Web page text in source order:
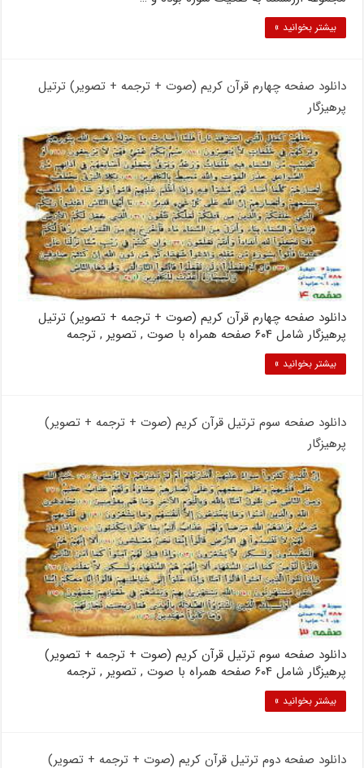
بیشتر بخوانید »
دانلود صفحه چهارم قرآن کریم (صوت + ترجمه + تصویر) ترتیل
پرهیزگار
دانلود صفحه چهارم قرآن کریم (صوت + ترجمه + تصویر) ترتیل
پرهیزگار شامل ۶۰۴ صفحه همراه با صوت , تصویر , ترجمه
بیشتر بخوانید »
دانلود صفحه سوم ترتیل قرآن کریم (صوت + ترجمه + تصویر)
پرهیزگار
دانلود صفحه سوم ترتیل قرآن کریم (صوت + ترجمه + تصویر)
پرهیزگار شامل ۶۰۴ صفحه همراه با صوت , تصویر , ترجمه
بیشتر بخوانید »
دانلود صفحه دوم ترتیل قرآن کریم (صوت + ترجمه + تصویر)